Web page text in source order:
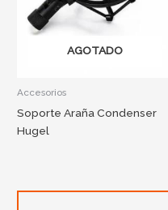
AGOTADO
Accesorios
Soporte Araña Condenser
Hugel